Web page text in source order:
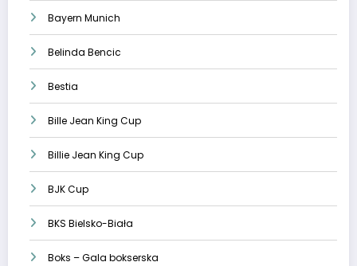
Bayern Munich
Belinda Bencic
Bestia
Bille Jean King Cup
Billie Jean King Cup
BJK Cup
BKS Bielsko-Biała
Boks – Gala bokserska